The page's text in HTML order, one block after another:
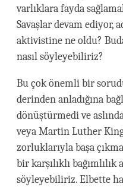
varlıklara fayda
Savaşlar devam ediyor,
aktivistine ne oldu?
nasıl söyleyebiliriz?
Bu çok önemli bir
derinden anladığına
dönüştürmedi ve
veya Martin Luther
zorluklarıyla başa
bir karşılıklı
söyleyebiliriz. Elbette